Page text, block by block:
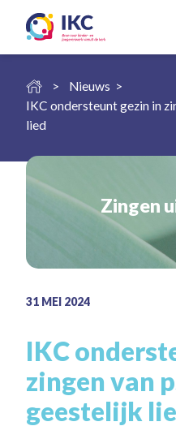
Nieuws
IKC ondersteunt gezin in
lied
Zingen
31 MEI 2024
IKC
zingen van
geestelijk